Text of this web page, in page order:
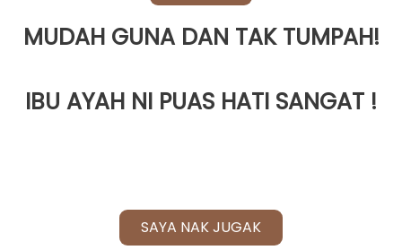
MUDAH GUNA DAN TAK TUMPAH!
IBU AYAH NI PUAS HATI SANGAT !
SAYA NAK JUGAK